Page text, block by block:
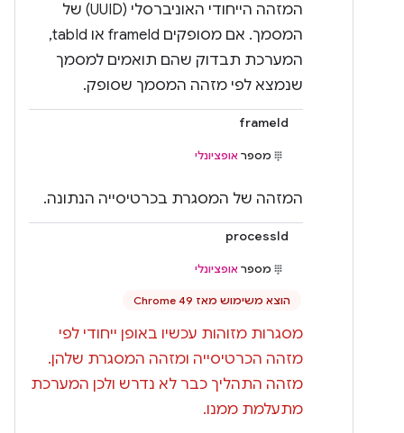
המזהה הייחודי האוניברסלי (UUID) של
המסמך. אם מסופקים frameId או tabId,
המערכת תבדוק שהם תואמים למסמך
שנמצא לפי מזהה המסמך שסופק.
frameId
מספר אופציונלי
המזהה של המסגרת בכרטיסייה הנתונה.
processId
מספר אופציונלי
הוצא משימוש מאז Chrome 49
מסגרות מזוהות עכשיו באופן ייחודי לפי
מזהה הכרטיסייה ומזהה המסגרת שלהן.
מזהה התהליך כבר לא נדרש ולכן המערכת
מתעלמת ממנו.